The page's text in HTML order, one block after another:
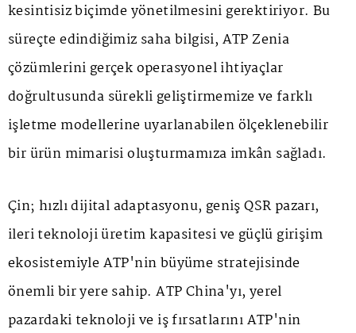
kesintisiz biçimde yönetilmesini gerektiriyor. Bu
süreçte edindiğimiz saha bilgisi, ATP Zenia
çözümlerini gerçek operasyonel ihtiyaçlar
doğrultusunda sürekli geliştirmemize ve farklı
işletme modellerine uyarlanabilen ölçeklenebilir
bir ürün mimarisi oluşturmamıza imkân sağladı.
Çin; hızlı dijital adaptasyonu, geniş QSR pazarı,
ileri teknoloji üretim kapasitesi ve güçlü girişim
ekosistemiyle ATP'nin büyüme stratejisinde
önemli bir yere sahip. ATP China'yı, yerel
pazardaki teknoloji ve iş fırsatlarını ATP'nin